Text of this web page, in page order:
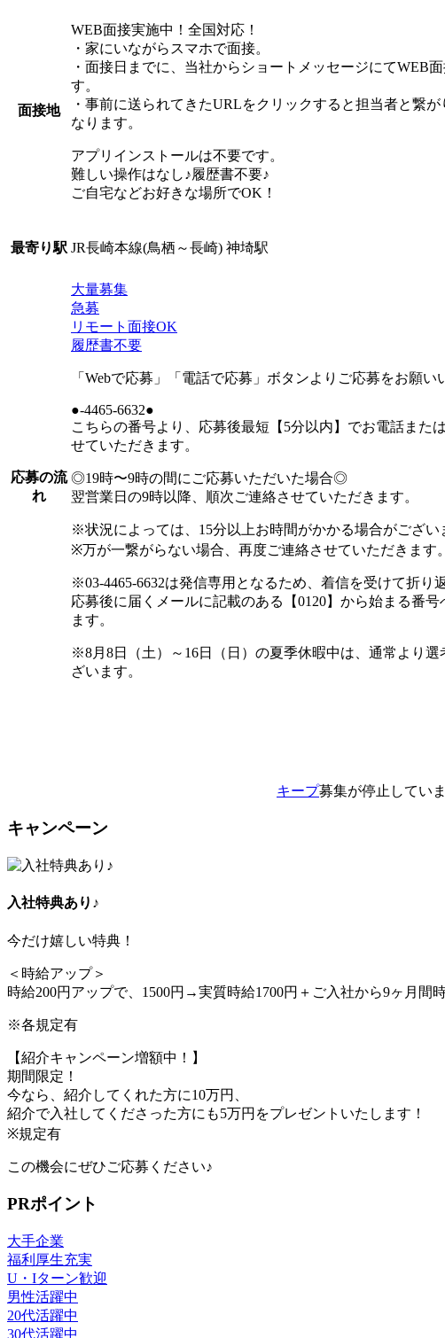
面接地
WEB面接実施中！全国対応！
・家にいながらスマホで面接。
・面接日までに、当社からショートメッセージにてWEB
す。
・事前に送られてきたURLをクリックすると担当者と繋
なります。
アプリインストールは不要です。
難しい操作はなし♪履歴書不要♪
ご自宅などお好きな場所でOK！
最寄り駅 JR長崎本線(鳥栖～長崎) 神埼駅
応募の流
れ
大量募集
急募
リモート面接OK
履歴書不要
「Webで応募」「電話で応募」ボタンよりご応募をお願い
●-4465-6632●
こちらの番号より、応募後最短【5分以内】でお電話また
せていただきます。
◎19時〜9時の間にご応募いただいた場合◎
翌営業日の9時以降、順次ご連絡させていただきます。
※状況によっては、15分以上お時間がかかる場合がござい
※万が一繋がらない場合、再度ご連絡させていただきます。
※03-4465-6632は発信専用となるため、着信を受けて折り
応募後に届くメールに記載のある【0120】から始まる番
ます。
※8月8日（土）～16日（日）の夏季休暇中は、通常より
ざいます。
キープ募集が停止してい
キャンペーン
入社特典あり♪
今だけ嬉しい特典！
＜時給アップ＞
時給200円アップで、1500円→実質時給1700円＋ご入社から9ヶ月間
※各規定有
【紹介キャンペーン増額中！】
期間限定！
今なら、紹介してくれた方に10万円、
紹介で入社してくださった方にも5万円をプレゼントいたします！
※規定有
この機会にぜひご応募ください♪
PRポイント
大手企業
福利厚生充実
U・Iターン歓迎
男性活躍中
20代活躍中
30代活躍中